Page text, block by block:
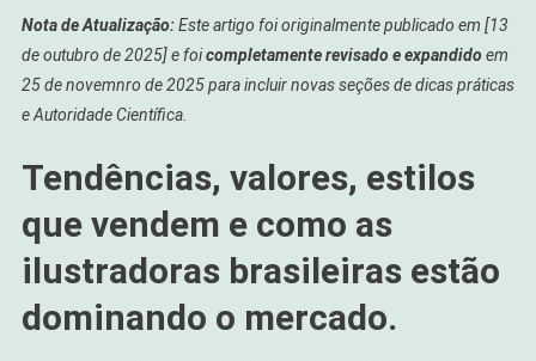
Nota de Atualização:Este artigo foi originalmente publicado em [13
de outubro de 2025] e foicompletamente revisado e expandidoem
25 de novemnro de 2025 para incluir novas seções de dicas práticas
e Autoridade Científica.
Tendências, valores, estilos
que vendem e como as
ilustradoras brasileiras estão
dominando o mercado.